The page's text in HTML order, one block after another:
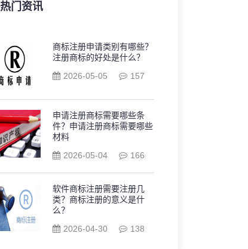
热门资讯
商标注册申请类别有哪些？
注册商标的好处是什么？
2026-05-05
157
申请注册商标需要哪些条
件？申请注册商标需要哪些
材料
2026-05-04
166
软件商标注册需要注册几
类？商标注册的意义是什
么？
2026-04-30
138